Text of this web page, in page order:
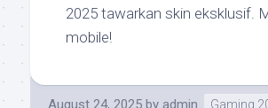
2025 tawarkan skin eksklusif.
mobile!
August 24, 2025 by admin Gaming